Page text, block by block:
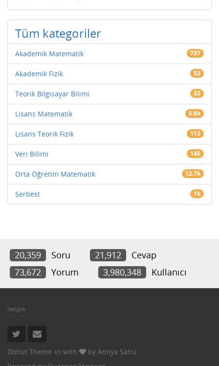
Tüm kategoriler
Akademik Matematik 737
Akademik Fizik 52
Teorik Bilgisayar Bilimi 32
Lisans Matematik 5.6k
Lisans Teorik Fizik 112
Veri Bilimi 145
Orta Öğretim Matematik 12.7k
Serbest 1k
20,359 Soru 21,912
Cevap
73,672
Yorum 3,980,348 Kullanıcı
İletişim
Donut Theme with by Amiya Sahu